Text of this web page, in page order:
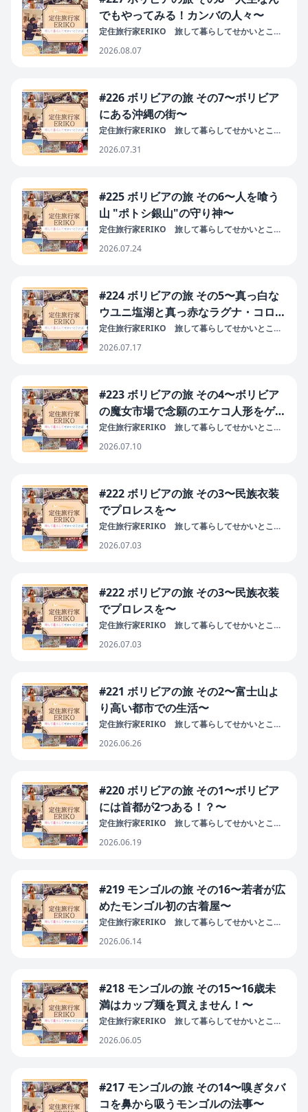
でもやってみる！カンバの人々〜
定住旅行家ERIKO 旅して暮らしてせかいとこと
2026.08.07
#226 ボリビアの旅 その7〜ボリビア
にある沖縄の街〜
定住旅行家ERIKO 旅して暮らしてせかいとこと
2026.07.31
#225 ボリビアの旅 その6〜人を喰う
山 "ポトシ銀山"の守り神〜
定住旅行家ERIKO 旅して暮らしてせかいとこと
2026.07.24
#224 ボリビアの旅 その5〜真っ白な
ウユニ塩湖と真っ赤なラグナ・コロラ
ダ〜
定住旅行家ERIKO 旅して暮らしてせかいとこと
2026.07.17
#223 ボリビアの旅 その4〜ボリビア
の魔女市場で念願のエケコ人形をゲッ
ト！〜
定住旅行家ERIKO 旅して暮らしてせかいとこと
2026.07.10
#222 ボリビアの旅 その3〜民族衣装
でプロレスを〜
定住旅行家ERIKO 旅して暮らしてせかいとこと
2026.07.03
#222 ボリビアの旅 その3〜民族衣装
でプロレスを〜
定住旅行家ERIKO 旅して暮らしてせかいとこと
2026.07.03
#221 ボリビアの旅 その2〜富士山よ
り高い都市での生活〜
定住旅行家ERIKO 旅して暮らしてせかいとこと
2026.06.26
#220 ボリビアの旅 その1〜ボリビア
には首都が2つある！？〜
定住旅行家ERIKO 旅して暮らしてせかいとこと
2026.06.19
#219 モンゴルの旅 その16〜若者が広
めたモンゴル初の古着屋〜
定住旅行家ERIKO 旅して暮らしてせかいとこと
2026.06.14
#218 モンゴルの旅 その15〜16歳未
満はカップ麺を買えません！〜
定住旅行家ERIKO 旅して暮らしてせかいとこと
2026.06.05
#217 モンゴルの旅 その14〜嗅ぎタバ
コを鼻から吸うモンゴルの法事〜